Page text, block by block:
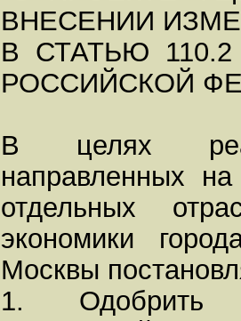
ВНЕСЕНИИ
В СТАТЬЮ
РОССИЙСКОЙ
В целях
направленных
отдельных
экономики
Москвы
1. Одобрить